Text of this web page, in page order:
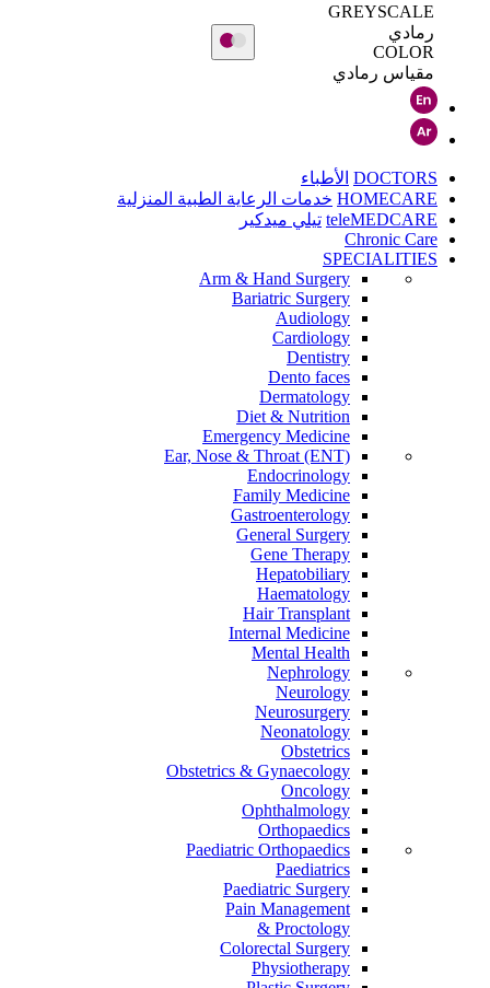
GREYSCALE
رمادي
COLOR
مقياس رمادي
DOCTORS الأطباء
HOMECARE خدمات الرعاية الطبية المنزلية
teleMEDCARE تيلي ميدكير
Chronic Care
SPECIALITIES
Arm & Hand Surgery
Bariatric Surgery
Audiology
Cardiology
Dentistry
Dento faces
Dermatology
Diet & Nutrition
Emergency Medicine
Ear, Nose & Throat (ENT)
Endocrinology
Family Medicine
Gastroenterology
General Surgery
Gene Therapy
Hepatobiliary
Haematology
Hair Transplant
Internal Medicine
Mental Health
Nephrology
Neurology
Neurosurgery
Neonatology
Obstetrics
Obstetrics & Gynaecology
Oncology
Ophthalmology
Orthopaedics
Paediatric Orthopaedics
Paediatrics
Paediatric Surgery
Pain Management
Proctology &
Colorectal Surgery
Physiotherapy